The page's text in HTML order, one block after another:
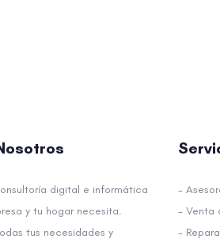
digital e informática
y tu hogar necesita.
tus necesidades y
-
- Venta
-